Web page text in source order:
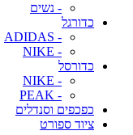
- נשים
כדורגל
- ADIDAS
- NIKE
כדורסל
- NIKE
- PEAK
כפכפים וסנדלים
ציוד ספורט